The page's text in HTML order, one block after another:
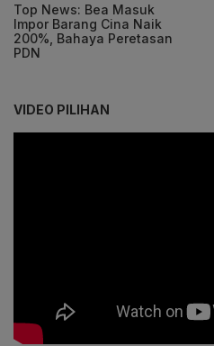
Top News: Bea Masuk
Impor Barang Cina Naik
200%, Bahaya Peretasan
PDN
VIDEO PILIHAN